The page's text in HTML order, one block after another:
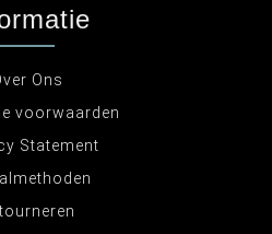
Ons
voorwaarden
Statement